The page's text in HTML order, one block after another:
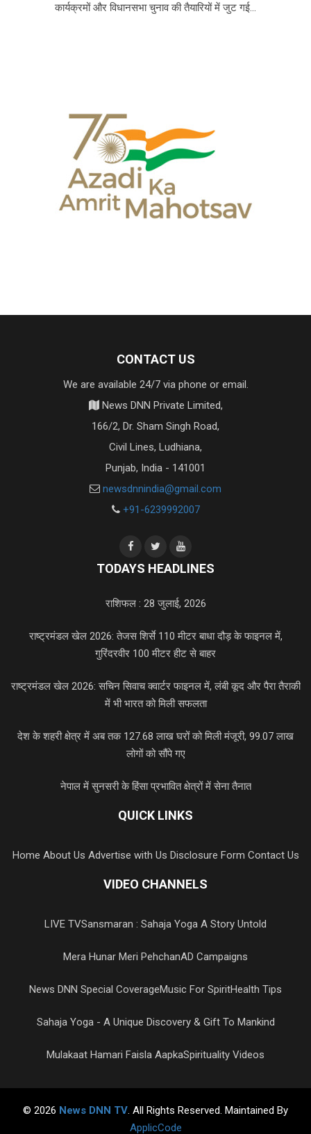
कार्यक्रमों और विधानसभा चुनाव की तैयारियों में जुट गई...
CONTACT US
We are available 24/7 via phone or email.
News DNN Private Limited,
166/2, Dr. Sham Singh Road,
Civil Lines, Ludhiana,
Punjab, India - 141001
newsdnnindia@gmail.com
+91-6239992007
TODAYS HEADLINES
राशिफल : 28 जुलाई, 2026
राष्ट्रमंडल खेल 2026: तेजस शिर्से 110 मीटर बाधा दौड़ के फाइनल में,
गुरिंदरवीर 100 मीटर हीट से बाहर
राष्ट्रमंडल खेल 2026: सचिन सिवाच क्वार्टर फाइनल में, लंबी कूद और पैरा तैराकी
में भी भारत को मिली सफलता
देश के शहरी क्षेत्र में अब तक 127.68 लाख घरों को मिली मंजूरी, 99.07 लाख
लोगों को सौंपे गए
नेपाल में सुनसरी के हिंसा प्रभावित क्षेत्रों में सेना तैनात
QUICK LINKS
Home About Us Advertise with Us Disclosure Form Contact Us
VIDEO CHANNELS
LIVE TVSansmaran : Sahaja Yoga A Story Untold
Mera Hunar Meri PehchanAD Campaigns
News DNN Special CoverageMusic For SpiritHealth Tips
Sahaja Yoga - A Unique Discovery & Gift To Mankind
Mulakaat Hamari Faisla AapkaSpirituality Videos
© 2026 News DNN TV. All Rights Reserved. Maintained By
ApplicCode